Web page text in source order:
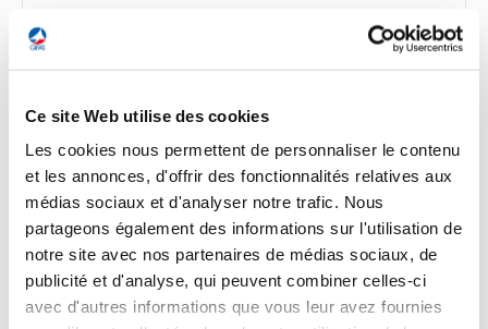
Ce site Web utilise des cookies
Les cookies nous permettent de personnaliser le contenu
et les annonces, d'offrir des fonctionnalités relatives aux
médias sociaux et d'analyser notre trafic. Nous
partageons également des informations sur l'utilisation de
notre site avec nos partenaires de médias sociaux, de
publicité et d'analyse, qui peuvent combiner celles-ci
avec d'autres informations que vous leur avez fournies
connaissent des améliorations. Fermées de façon quasiment
réagi : Air New Zealand annonce 50 vols supplémentaires par
semaine sur ses 15 destinations internationales,
principalement vers l’Australie. Les détails ne sont pas encore
devrait rapidement intervenir. Le Kenya et l’île Maurice ont
également assoupli les conditions de voyage pour les
visiteurs vaccinés. Au Vietnam, la réouverture totale des
frontières aux touristes vaccinés est accompagnée du retour
des règles de visa habituelles. Air France et Vietnam Airlines